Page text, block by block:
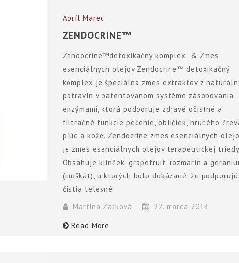
Apríl Marec
ZENDOCRINE™
Zendocrine™detoxikačný komplex & Zmes
esenciálnych olejov Zendocrine™ detoxikačný
komplex je špeciálna zmes extraktov z
potravín v patentovanom systéme zásobovania
enzýmami, ktorá podporuje zdravé očistné a
filtračné funkcie pečenie, obličiek, hrubého
pľúc a kože. Zendocrine zmes esenciálnych
je zmes esenciálnych olejov terapeutickej
Obsahuje klinček, grapefruit, rozmarín a
(muškát), u ktorých bolo dokázané, že podporujú
čistia telesné
Martina Zaťková
22. marca 2018
Read More